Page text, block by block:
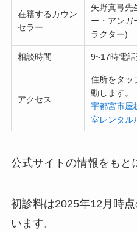
在籍するカウン
セラー
矢野真弓先
ー・アンガ
ラクター)
相談時間 9~17時電
アクセス
住所をタッ
動します。
宇都宮市屋
室レンタル
公式サイトの情報をもと
初診料は2025年12月時
います。